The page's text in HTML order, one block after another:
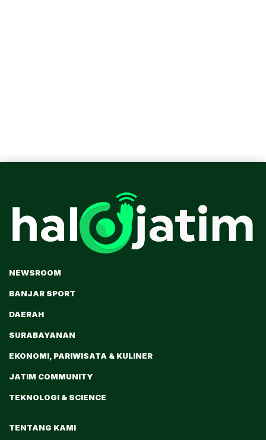
NEWSROOM
BANJAR SPORT
DAERAH
SURABAYANAN
EKONOMI, PARIWISATA & KULINER
JATIM COMMUNITY
TEKNOLOGI & SCIENCE
TENTANG KAMI